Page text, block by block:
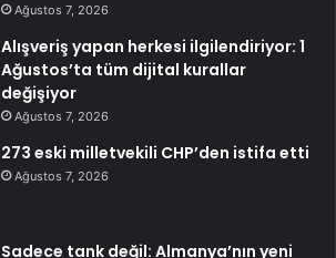
Ağustos 7, 2026
Alışveriş yapan herkesi ilgilendiriyor: 1
Ağustos’ta tüm dijital kurallar
değişiyor
Ağustos 7, 2026
273 eski milletvekili CHP’den istifa etti
Ağustos 7, 2026
Sadece tank değil: Almanya’nın yeni